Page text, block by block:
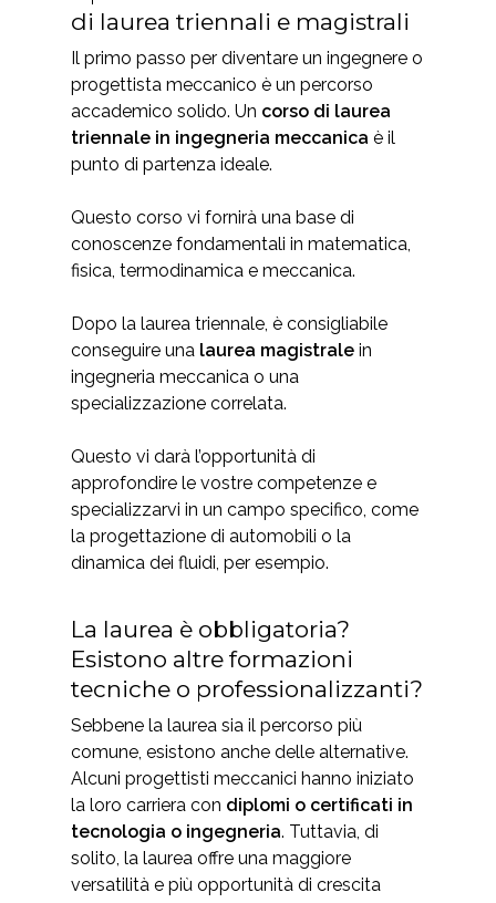
di laurea triennali e magistrali
Il primo passo per diventare un ingegnere o
progettista meccanico è un percorso
accademico solido. Un corso di laurea
triennale in ingegneria meccanica è il
punto di partenza ideale.
Questo corso vi fornirà una base di
conoscenze fondamentali in matematica,
fisica, termodinamica e meccanica.
Dopo la laurea triennale, è consigliabile
conseguire una laurea magistrale in
ingegneria meccanica o una
specializzazione correlata.
Questo vi darà l’opportunità di
approfondire le vostre competenze e
specializzarvi in un campo specifico, come
la progettazione di automobili o la
dinamica dei fluidi, per esempio.
La laurea è obbligatoria?
Esistono altre formazioni
tecniche o professionalizzanti?
Sebbene la laurea sia il percorso più
comune, esistono anche delle alternative.
Alcuni progettisti meccanici hanno iniziato
la loro carriera con diplomi o certificati in
tecnologia o ingegneria. Tuttavia, di
solito, la laurea offre una maggiore
versatilità e più opportunità di crescita